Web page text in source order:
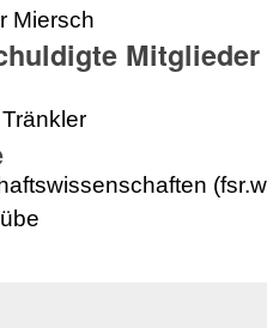
Miersch